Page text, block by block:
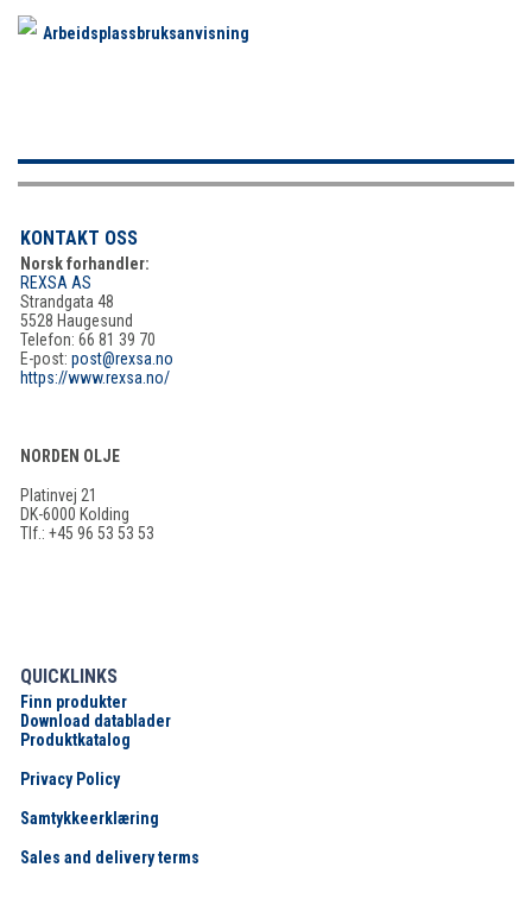
Arbeidsplassbruksanvisning
KONTAKT OSS
Norsk forhandler:
REXSA AS
Strandgata 48
5528 Haugesund
Telefon: 66 81 39 70
E-post: post@rexsa.no
https://www.rexsa.no/
NORDEN OLJE
Platinvej 21
DK-6000 Kolding
Tlf.: +45 96 53 53 53
QUICKLINKS
Finn produkter
Download datablader
Produktkatalog
Privacy Policy
Samtykkeerklæring
Sales and delivery terms